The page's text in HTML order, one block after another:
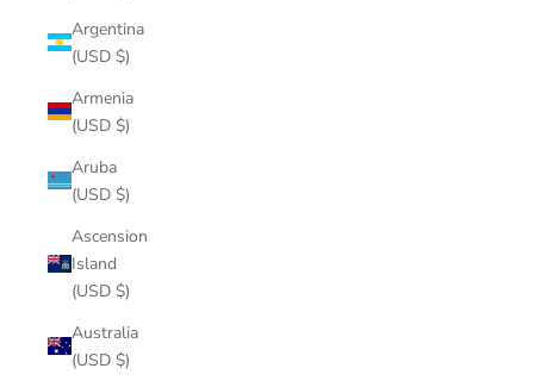
Argentina
(USD $)
Armenia
(USD $)
Aruba
(USD $)
Ascension
Island
(USD $)
Australia
(USD $)